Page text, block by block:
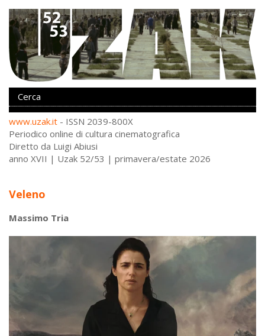
www.uzak.it - ISSN 2039-800X
Periodico online di cultura cinematografica
Diretto da Luigi Abiusi
anno XVII | Uzak 52/53 | primavera/estate 2026
Veleno
Massimo Tria